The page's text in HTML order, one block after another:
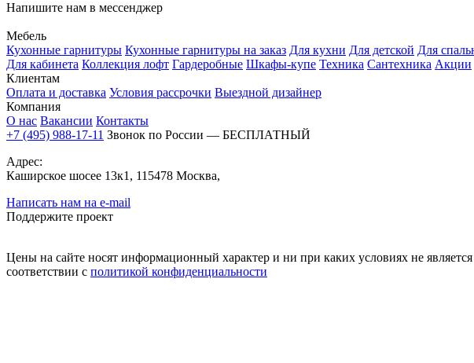
Напишите нам в мессенджер
Мебель
Кухонные гарнитуры Кухонные гарнитуры на заказ Для кухни Для детской Для
Для кабинета Коллекция лофт Гардеробные Шкафы-купе Техника Сантехника Акции
Клиентам
Оплата и доставка Условия рассрочки Выездной дизайнер
Компания
О нас Вакансии Контакты
+7 (495) 988-17-11 Звонок по России — БЕСПЛАТНЫЙ
Адрес:
Каширское шосее 13к1, 115478 Москва,
Написать нам на e-mail
Поддержите проект
Цены на сайте носят информационный характер и ни при каких условиях не
соответствии с политикой конфиденциальности